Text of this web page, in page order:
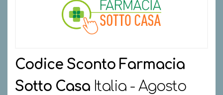
Codice Sconto Farmacia
Sotto Casa Italia - Agosto